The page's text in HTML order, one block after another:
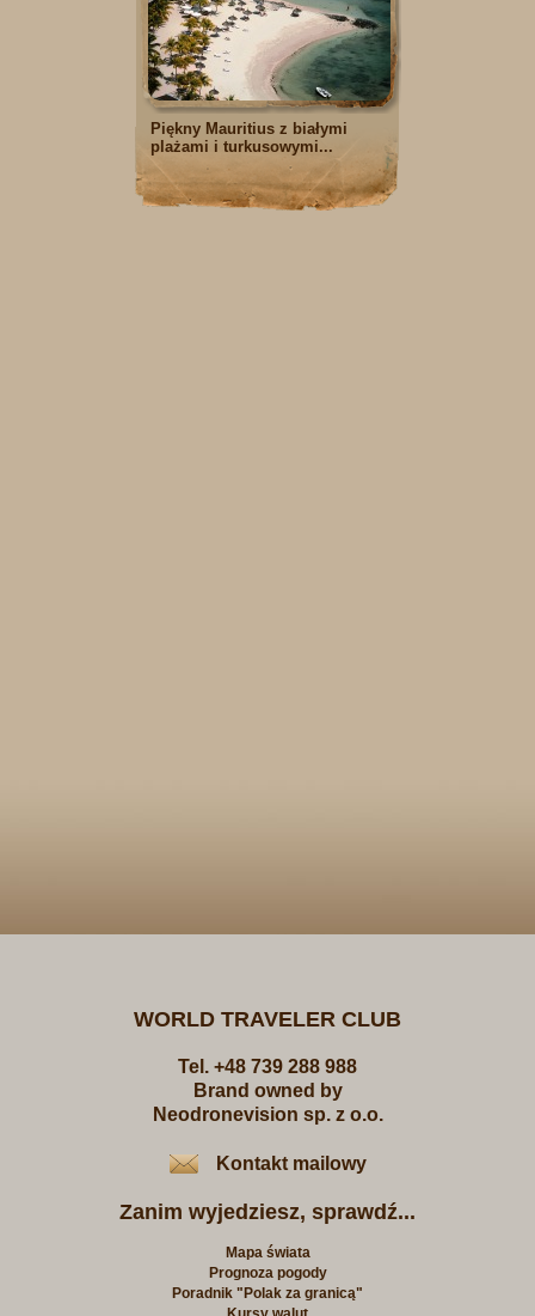
Piękny Mauritius z białymi
plażami i turkusowymi...
WORLD TRAVELER CLUB
Tel. +48 739 288 988
Brand owned by
Neodronevision sp. z o.o.
Kontakt mailowy
Zanim wyjedziesz, sprawdź...
Mapa świata
Prognoza pogody
Poradnik "Polak za granicą"